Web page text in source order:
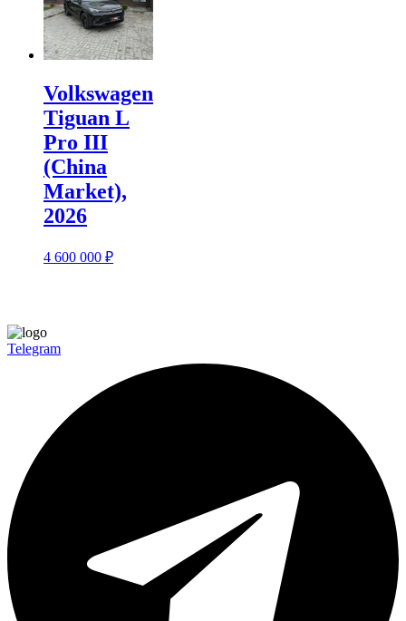
Volkswagen
Tiguan L
Pro III
(China
Market),
2026
4 600 000 ₽
Telegram